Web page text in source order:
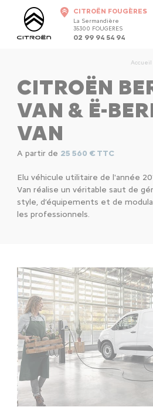
CITROËN FOUGÈRES
La Sermandière
35300 FOUGERES
02 99 94 54 94
Accueil
CITROËN
VAN & Ë-
VAN
A partir de 25 560 € TTC
Elu véhicule utilitaire de l'année
Van réalise un véritable saut de
style, d’équipements et de
les professionnels.